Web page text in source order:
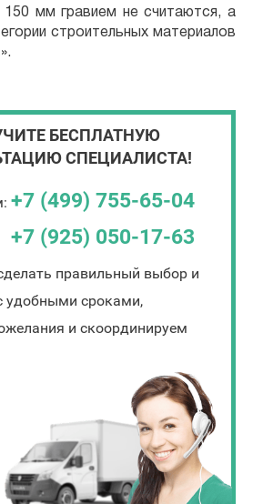
мм гравием не считаются, а
строительных материалов
БЕСПЛАТНУЮ
СПЕЦИАЛИСТА!
+7 (499) 755-65-04
+7 (925) 050-17-63
правильный выбор и
удобными сроками,
и скоординируем